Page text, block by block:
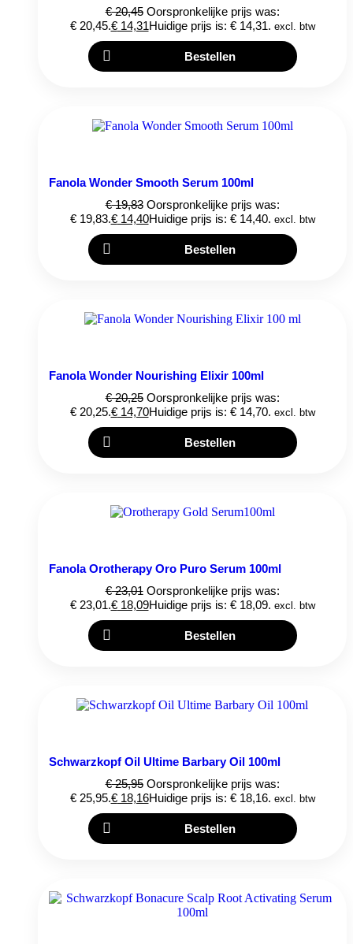
€20,45 Oorspronkelijke prijs was:
€ 20,45.€14,31Huidige prijs is: € 14,31. excl. btw
Bestellen
Fanola Wonder Smooth Serum 100ml
€19,83 Oorspronkelijke prijs was:
€ 19,83.€14,40Huidige prijs is: € 14,40. excl. btw
Bestellen
Fanola Wonder Nourishing Elixir 100ml
€20,25 Oorspronkelijke prijs was:
€ 20,25.€14,70Huidige prijs is: € 14,70. excl. btw
Bestellen
Fanola Orotherapy Oro Puro Serum 100ml
€23,01 Oorspronkelijke prijs was:
€ 23,01.€18,09Huidige prijs is: € 18,09. excl. btw
Bestellen
Schwarzkopf Oil Ultime Barbary Oil 100ml
€25,95 Oorspronkelijke prijs was:
€ 25,95.€18,16Huidige prijs is: € 18,16. excl. btw
Bestellen